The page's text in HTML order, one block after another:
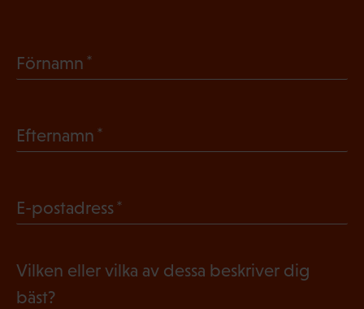
Förnamn
a
o
Efternamn
l
g
E-postadress
Vilken eller vilka av dessa beskriver dig
bäst?